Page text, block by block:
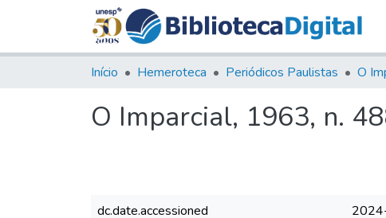
Início Hemeroteca Periódicos Paulistas O
O Imparcial, 1963, n.
dc.date.accessioned